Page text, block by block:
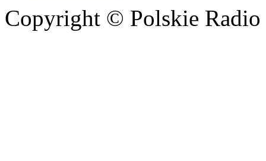
Copyright © Polskie